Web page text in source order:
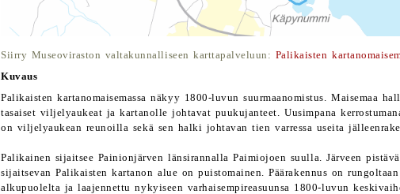
Siirry Museoviraston valtakunnalliseen karttapalveluun: Palikaisten
Kuvaus
Palikaisten kartanomaisemassa näkyy 1800-luvun suurmaanomistus. Maisemaa
tasaiset viljelyaukeat ja kartanolle johtavat puukujanteet. Uusimpana
on viljelyaukean reunoilla sekä sen halki johtavan tien varressa useita
Palikainen sijaitsee Painionjärven länsirannalla Paimiojoen suulla. Järveen
sijaitsevan Palikaisten kartanon alue on puistomainen. Päärakennus on
alkupuolelta ja laajennettu nykyiseen varhaisempireasuunsa 1800-luvun